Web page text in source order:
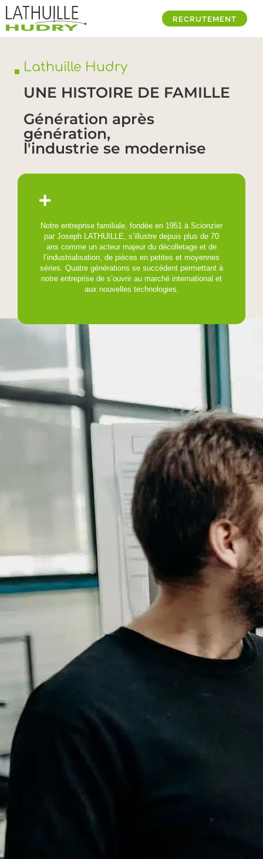
RECRUTEMENT
Lathuille Hudry
UNE HISTOIRE DE FAMILLE
Génération après
génération,
l'industrie se modernise
Notre entreprise familiale, fondée en 1951 à Scionzier
par Joseph LATHUILLE, s’illustre depuis plus de 70
ans comme un acteur majeur du décolletage et de
l’industrialisation, de pièces en petites et moyennes
séries. Quatre générations se succèdent permettant à
notre entreprise de s’ouvrir au marché international et
aux nouvelles technologies.